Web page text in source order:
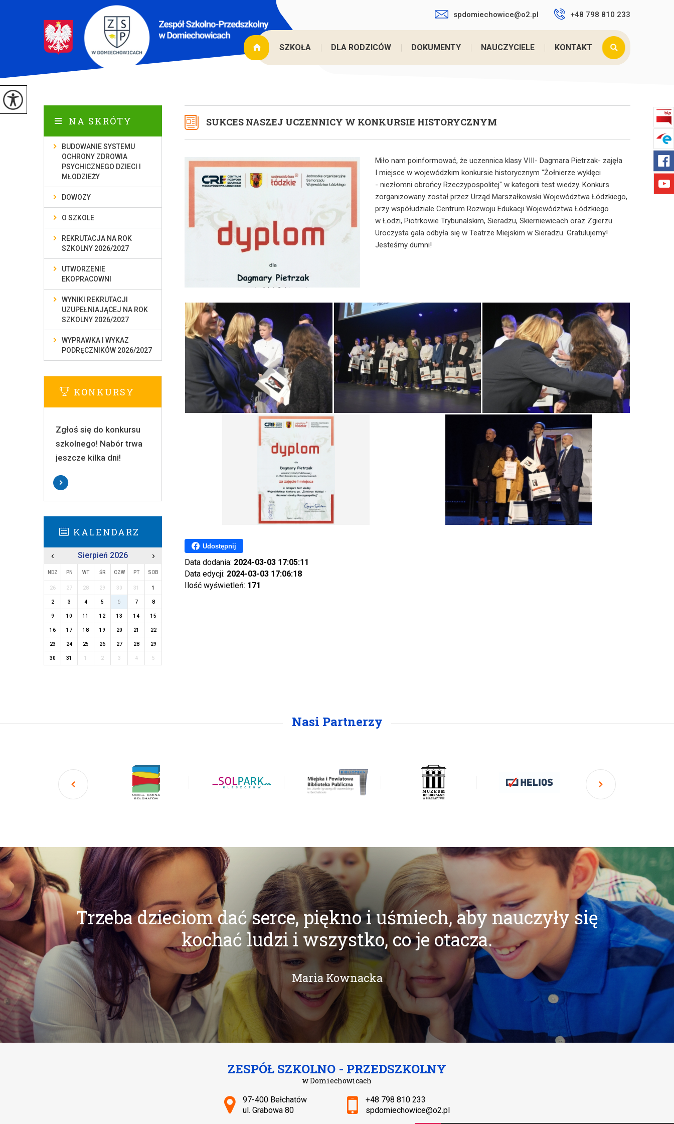
spdomiechowice@o2.pl +48 798 810 233
SZKOŁA DLA RODZICÓW DOKUMENTY NAUCZYCIELE KONTAKT
Jesteś tutaj:Home > SUKCES NASZEJ UCZENNICY W KONK ...
SUKCES NASZEJ UCZENNICY W KONKURSIE HISTORYCZNYM
Miło nam poinformować, że uczennica klasy VIII- Dagmara Pietrzak- zajęła
I miejsce w wojewódzkim konkursie historycznym "Żołnierze wyklęci
- niezłomni obrońcy Rzeczypospolitej" w kategorii test wiedzy. Konkurs
zorganizowany został przez Urząd Marszałkowski Województwa Łódzkiego,
przy współudziale Centrum Rozwoju Edukacji Województwa Łódzkiego
w Łodzi, Piotrkowie Trybunalskim, Sieradzu, Skierniewicach oraz Zgierzu.
Uroczysta gala odbyła się w Teatrze Miejskim w Sieradzu. Gratulujemy!
Jesteśmy dumni!
Udostępnij
Data dodania: 2024-03-03 17:05:11
Data edycji: 2024-03-03 17:06:18
Ilość wyświetleń: 171
NA SKRÓTY
BUDOWANIE SYSTEMU
OCHRONY ZDROWIA
PSYCHICZNEGO DZIECI I
MŁODZIEŻY
DOWOZY
O SZKOLE
REKRUTACJA NA ROK
SZKOLNY 2026/2027
UTWORZENIE
EKOPRACOWNI
WYNIKI REKRUTACJI
UZUPEŁNIAJĄCEJ NA ROK
SZKOLNY 2026/2027
WYPRAWKA I WYKAZ
PODRĘCZNIKÓW 2026/2027
KONKURSY
Zgłoś się do konkursu
szkolnego! Nabór trwa
jeszcze kilka dni!
KALENDARZ
‹ Sierpień 2026 ›
NDZ PN WT ŚR CZW PT SOB
26 27 28 29 30 31 1
2 3 4 5 6 7 8
9 10 11 12 13 14 15
16 17 18 19 20 21 22
23 24 25 26 27 28 29
30 31 2 3 4 5
Nasi Partnerzy
Trzeba dzieciom dać serce, piękno i uśmiech, aby nauczyły się
kochać ludzi i wszystko, co je otacza.
Maria Kownacka
ZESPÓŁ SZKOLNO - PRZEDSZKOLNY
w Domiechowicach
Adres pocztowy:
97-400 Bełchatów
ul. Grabowa 80
+48 798 810 233
spdomiechowice@o2.pl